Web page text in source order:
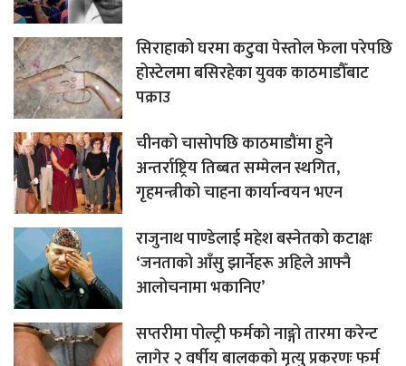
सिराहाको घरमा कटुवा पेस्तोल फेला परेपछि
होस्टेलमा बसिरहेका युवक काठमाडौँबाट
पक्राउ
चीनको चासोपछि काठमाडौंमा हुने
अन्तर्राष्ट्रिय तिब्बत सम्मेलन स्थगित,
गृहमन्त्रीको चाहना कार्यान्वयन भएन
राजुनाथ पाण्डेलाई महेश बस्नेतको कटाक्षः
‘जनताको आँसु झार्नेहरू अहिले आफ्नै
आलोचनामा भकानिए’
सप्तरीमा पोल्ट्री फर्मको नाङ्गो तारमा करेन्ट
लागेर २ वर्षीय बालकको मृत्यु प्रकरणः फर्म